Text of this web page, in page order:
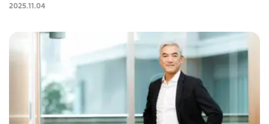
2025.11.04